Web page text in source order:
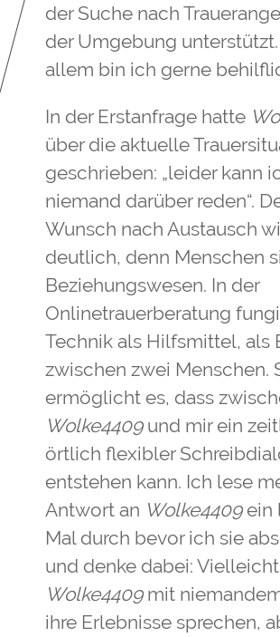
der Suche nach
der Umgebung unterstützt.
allem bin ich gerne
In der Erstanfrage hatte
über die aktuelle
geschrieben: „leider kann
niemand darüber reden“.
Wunsch nach Austausch
deutlich, denn Menschen
Beziehungswesen. In der
Onlinetrauerberatung
Technik als Hilfsmittel, als
zwischen zwei Menschen.
ermöglicht es, dass
Wolke4409und mir ein
örtlich flexibler
entstehen kann. Ich lese
Antwort an Wolke4409ein
Mal durch bevor ich sie
und denke dabei:
Wolke4409mit
ihre Erlebnisse sprechen,